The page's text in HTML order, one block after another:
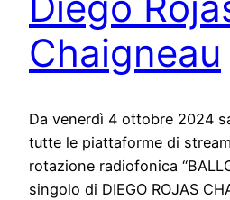
Chaigneau
Da venerdì 4 ottobre 2024
tutte le piattaforme di
rotazione radiofonica
singolo di DIEGO ROJAS